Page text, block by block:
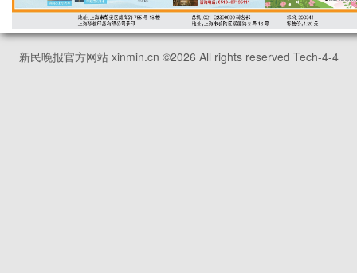
新民晚报官方网站 xinmin.cn ©2026 All rights reserved Tech-4-4